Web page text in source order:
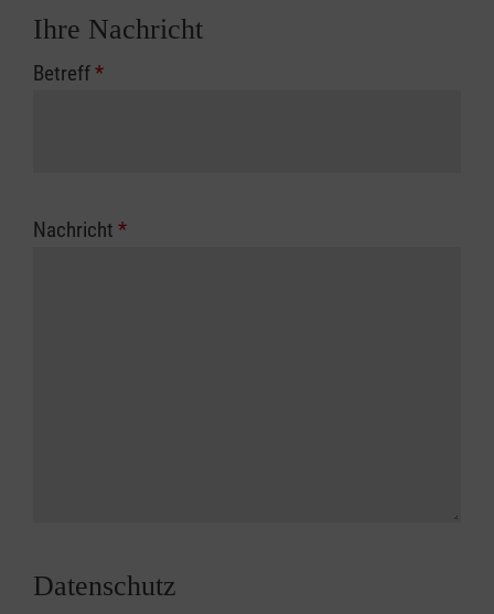
Ihre Nachricht
Betreff*
Nachricht *
Datenschutz